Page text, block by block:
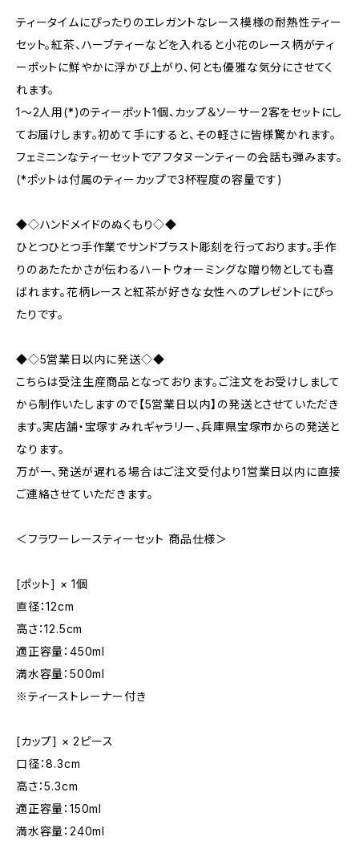
ティータイムにぴったりのエレガントなレース模様の耐熱性ティー
セット。紅茶、ハーブティーなどを入れると小花のレース柄がティ
ーポットに鮮やかに浮かび上がり、何とも優雅な気分にさせてく
れます。
1〜2人用(*)のティーポット1個、カップ＆ソーサー2客をセットにし
てお届けします。初めて手にすると、その軽さに皆様驚かれます。
フェミニンなティーセットでアフタヌーンティーの会話も弾みます。
(*ポットは付属のティーカップで3杯程度の容量です)
◆◇ハンドメイドのぬくもり◇◆
ひとつひとつ手作業でサンドブラスト彫刻を行っております。手作
りのあたたかさが伝わるハートウォーミングな贈り物としても喜
ばれます。花柄レースと紅茶が好きな女性へのプレゼントにぴっ
たりです。
◆◇5営業日以内に発送◇◆
こちらは受注生産商品となっております。ご注文をお受けしまして
から制作いたしますので【5営業日以内】の発送とさせていただき
ます。実店舗・宝塚すみれギャラリー、兵庫県宝塚市からの発送と
なります。
万が一、発送が遅れる場合はご注文受付より1営業日以内に直接
ご連絡させていただきます。
＜フラワーレースティーセット 商品仕様＞
[ポット] × 1個
直径：12cm
高さ：12.5cm
適正容量：450ml
満水容量：500ml
※ティーストレーナー付き
[カップ] × 2ピース
口径：8.3cm
高さ：5.3cm
適正容量：150ml
満水容量：240ml